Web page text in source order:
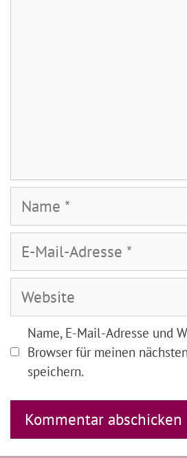
Mail-
Adresse
Name, E-Mail-Adresse und
Browser für meinen
speichern.